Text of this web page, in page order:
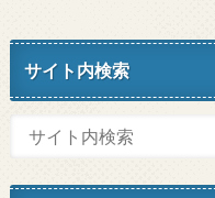
サイト内検索